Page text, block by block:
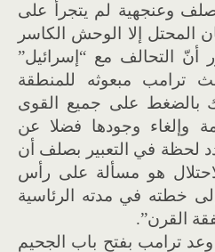
وعنجهية لم يتجرأ على
المحتل إلا الوحش الكاسر
أنّ التحالف مع “إسرائيل”
ترامب مبعوثه للمنطقة
بالضغط على جميع القوى
وإلغاء وجودها فضلا عن
لحظة في التعبير بصلف أن
هو مسألة على رأس
خطته في مدته الرئاسية
القرن”.
وعد ترامب بفتح باب الجحيم